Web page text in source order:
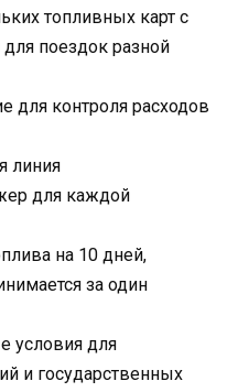
топливных карт с
поездок разной
для контроля расходов
линия
для каждой
на 10 дней,
за один
условия для
и государственных